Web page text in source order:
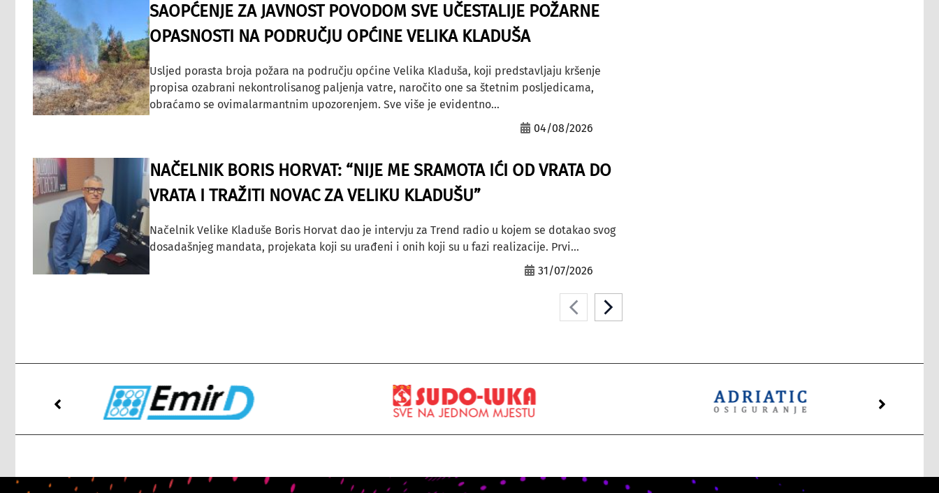
SAOPĆENJE ZA JAVNOST POVODOM SVE UČESTALIJE POŽARNE
OPASNOSTI NA PODRUČJU OPĆINE VELIKA KLADUŠA
Usljed porasta broja požara na području općine Velika Kladuša, koji predstavljaju kršenje
propisa ozabrani nekontrolisanog paljenja vatre, naročito one sa štetnim posljedicama,
obraćamo se ovimalarmantnim upozorenjem. Sve više je evidentno...
04/08/2026
NAČELNIK BORIS HORVAT: “NIJE ME SRAMOTA IĆI OD VRATA DO
VRATA I TRAŽITI NOVAC ZA VELIKU KLADUŠU”
Načelnik Velike Kladuše Boris Horvat dao je intervju za Trend radio u kojem se dotakao svog
dosadašnjeg mandata, projekata koji su urađeni i onih koji su u fazi realizacije. Prvi...
31/07/2026